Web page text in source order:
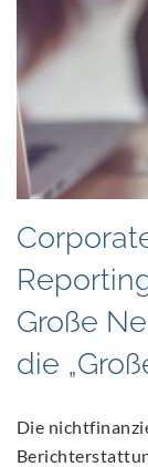
Große
die
Die